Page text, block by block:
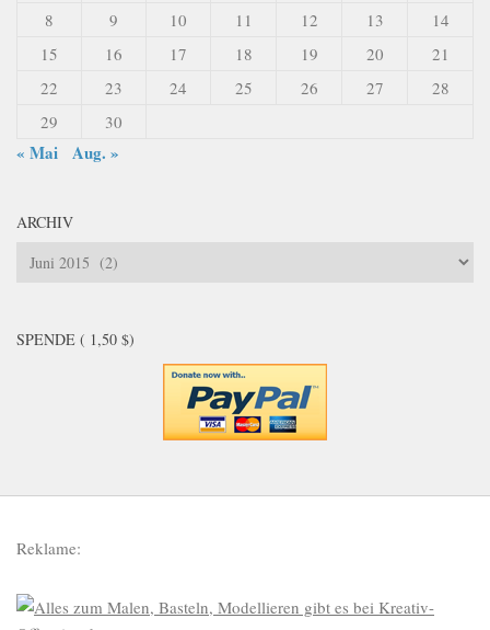
8
9 10 11 12 13
14
15
16 17 18 19 20
21
22
23 24 25 26 27
28
29
30
« Mai Aug. »
ARCHIV
Archiv
SPENDE ( 1,50 $)
Reklame: